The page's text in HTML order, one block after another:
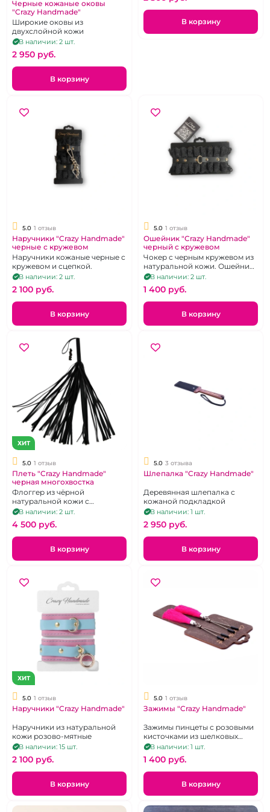
Черные кожаные оковы
"Crazy Handmade"
Широкие оковы из
двухслойной кожи
В наличии: 2 шт.
2 950 pуб.
В корзину
В корзину
5.0 1 отзыв
Наручники "Crazy Handmade"
черные с кружевом
Наручники кожаные черные с
кружевом и сцепкой.
В наличии: 2 шт.
2 100 pуб.
В корзину
5.0 1 отзыв
Ошейник "Crazy Handmade"
черный с кружевом
Чокер с черным кружевом из
натуральной кожи. Ошейник
с черным кружевом и
кольцом под поводок
В наличии: 2 шт.
1 400 pуб.
В корзину
ХИТ
5.0 1 отзыв
Плеть "Crazy Handmade"
черная многохвостка
Флоггер из чёрной
натуральной кожи с
прошивкой.
В наличии: 2 шт.
4 500 pуб.
В корзину
5.0 3 отзыва
Шлепалка "Crazy Handmade"
Деревянная шлепалка с
кожаной подкладкой
В наличии: 1 шт.
2 950 pуб.
В корзину
ХИТ
5.0 1 отзыв
Наручники "Crazy Handmade"
Наручники из натуральной
кожи розово-мятные
В наличии: 15 шт.
2 100 pуб.
В корзину
5.0 1 отзыв
Зажимы "Crazy Handmade"
Зажимы пинцеты с розовыми
кисточками из шелковых
нитей
В наличии: 1 шт.
1 400 pуб.
В корзину